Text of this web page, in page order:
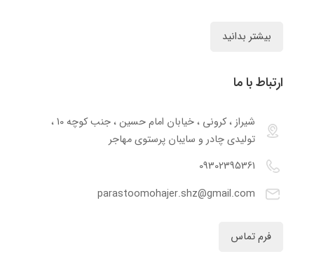
بیشتر بدانید
ارتباط با ما
شیراز ، کرونی ، خیابان امام حسین ، جنب کوچه 10 ،
تولیدی چادر و سایبان پرستوی مهاجر
09302395361
parastoomohajer.shz@gmail.com
فرم تماس